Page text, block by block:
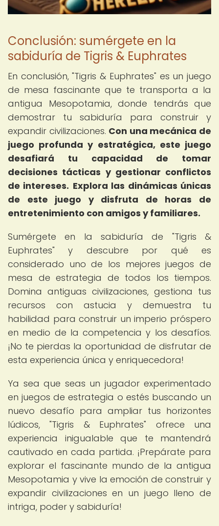
Conclusión: sumérgete en la
sabiduría de Tigris & Euphrates
En conclusión, "Tigris & Euphrates" es un juego
de mesa fascinante que te transporta a la
antigua Mesopotamia, donde tendrás que
demostrar tu sabiduría para construir y
expandir civilizaciones. Con una mecánica de
juego profunda y estratégica, este juego
desafiará tu capacidad de tomar
decisiones tácticas y gestionar conflictos
de intereses. Explora las dinámicas únicas
de este juego y disfruta de horas de
entretenimiento con amigos y familiares.
Sumérgete en la sabiduría de "Tigris &
Euphrates" y descubre por qué es
considerado uno de los mejores juegos de
mesa de estrategia de todos los tiempos.
Domina antiguas civilizaciones, gestiona tus
recursos con astucia y demuestra tu
habilidad para construir un imperio próspero
en medio de la competencia y los desafíos.
¡No te pierdas la oportunidad de disfrutar de
esta experiencia única y enriquecedora!
Ya sea que seas un jugador experimentado
en juegos de estrategia o estés buscando un
nuevo desafío para ampliar tus horizontes
lúdicos, "Tigris & Euphrates" ofrece una
experiencia inigualable que te mantendrá
cautivado en cada partida. ¡Prepárate para
explorar el fascinante mundo de la antigua
Mesopotamia y vive la emoción de construir y
expandir civilizaciones en un juego lleno de
intriga, poder y sabiduría!